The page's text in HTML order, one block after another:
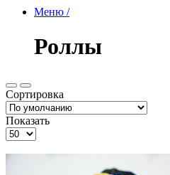
Меню /
Роллы
Сортировка
Показать